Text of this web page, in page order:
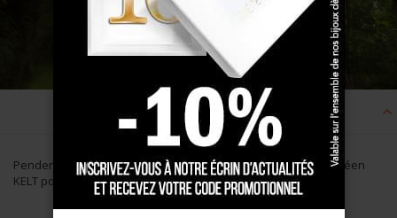
Description
Pendentif fleur de lys en Plaqué Or, petit modèle. Bijoux vendéen
KELT pour enfant.